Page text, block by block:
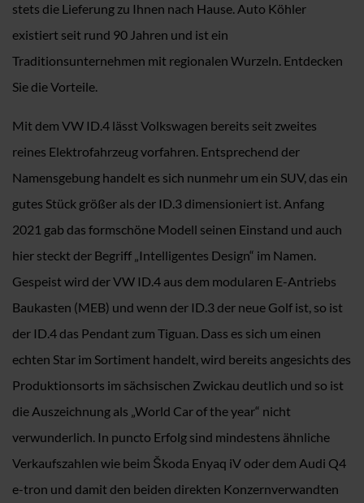
stets die Lieferung zu Ihnen nach Hause. Auto Köhler
existiert seit rund 90 Jahren und ist ein
Traditionsunternehmen mit regionalen Wurzeln. Entdecken
Sie die Vorteile.
Mit dem VW ID.4 lässt Volkswagen bereits seit zweites
reines Elektrofahrzeug vorfahren. Entsprechend der
Namensgebung handelt es sich nunmehr um ein SUV, das ein
gutes Stück größer als der ID.3 dimensioniert ist. Anfang
2021 gab das formschöne Modell seinen Einstand und auch
hier steckt der Begriff „Intelligentes Design“ im Namen.
Gespeist wird der VW ID.4 aus dem modularen E-Antriebs
Baukasten (MEB) und wenn der ID.3 der neue Golf ist, so ist
der ID.4 das Pendant zum Tiguan. Dass es sich um einen
echten Star im Sortiment handelt, wird bereits angesichts des
Produktionsorts im sächsischen Zwickau deutlich und so ist
die Auszeichnung als „World Car of the year“ nicht
verwunderlich. In puncto Erfolg sind mindestens ähnliche
Verkaufszahlen wie beim Škoda Enyaq iV oder dem Audi Q4
e-tron und damit den beiden direkten Konzernverwandten